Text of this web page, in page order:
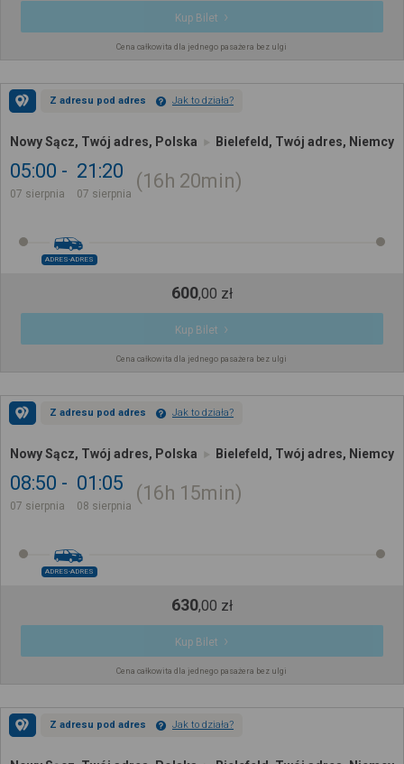
Kup Bilet
Cena całkowita dla jednego pasażera bez ulgi
Z adresu pod adres Jak to działa?
Nowy Sącz, Twój adres, Polska Bielefeld, Twój adres, Niemcy
05:00
07 sierpnia
21:20
07 sierpnia
16h 20min
ADRES-ADRES
600,00 zł
Kup Bilet
Cena całkowita dla jednego pasażera bez ulgi
Z adresu pod adres Jak to działa?
Nowy Sącz, Twój adres, Polska Bielefeld, Twój adres, Niemcy
08:50
07 sierpnia
01:05
08 sierpnia
16h 15min
ADRES-ADRES
630,00 zł
Kup Bilet
Cena całkowita dla jednego pasażera bez ulgi
Z adresu pod adres Jak to działa?